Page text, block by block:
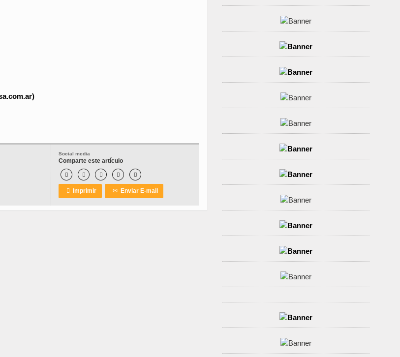
Social media
Comparte este artículo
    
 Imprimir ✉ Enviar E-mail